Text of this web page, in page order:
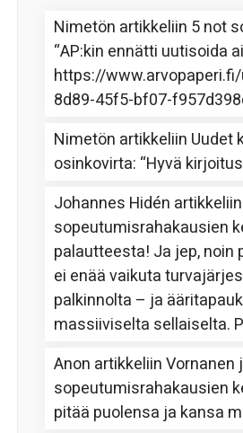
Nimetön artikkeliin 5 not
“AP:kin ennätti uutisoida
https://
8d89-45f5-bf07-
Nimetön artikkeliin Uudet
osinkovirta: “Hyvä kirjoitus
Johannes Hidén artikkeliin
sopeutumisrahakausien
palautteesta! Ja jep, noin
ei enää vaikuta
palkinnolta – ja
massiiviselta sellaiselta.
Anon artikkeliinVornanen
sopeutumisrahakausien
pitää puolensa ja kansa